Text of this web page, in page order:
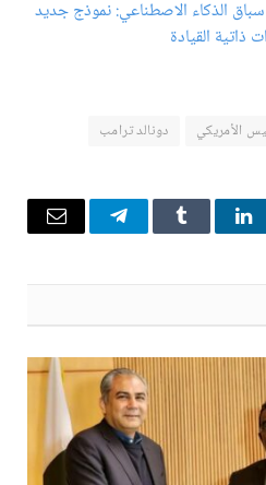
الذكاء الاصطناعي: نموذج جديد
ذاتية القيادة
الأمريكي دونالد ترامب
لينكدإن Tumblr تيلقرام البريد